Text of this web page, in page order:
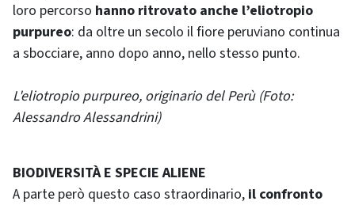
loro percorso hanno ritrovato anche l’eliotropio
purpureo: da oltre un secolo il fiore peruviano continua
a sbocciare, anno dopo anno, nello stesso punto.
L'eliotropio purpureo, originario del Perù (Foto:
Alessandro Alessandrini)
BIODIVERSITÀ E SPECIE ALIENE
A parte però questo caso straordinario, il confronto